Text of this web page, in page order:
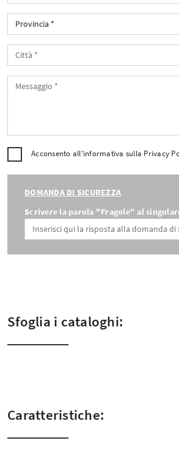
Acconsento all'informativa sulla Privacy
DOMANDA DI SICUREZZA
Scrivere la parola "Fragole" al
Sfoglia i cataloghi:
Caratteristiche: